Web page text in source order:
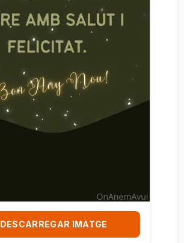
DESCARREGAR IMATGE